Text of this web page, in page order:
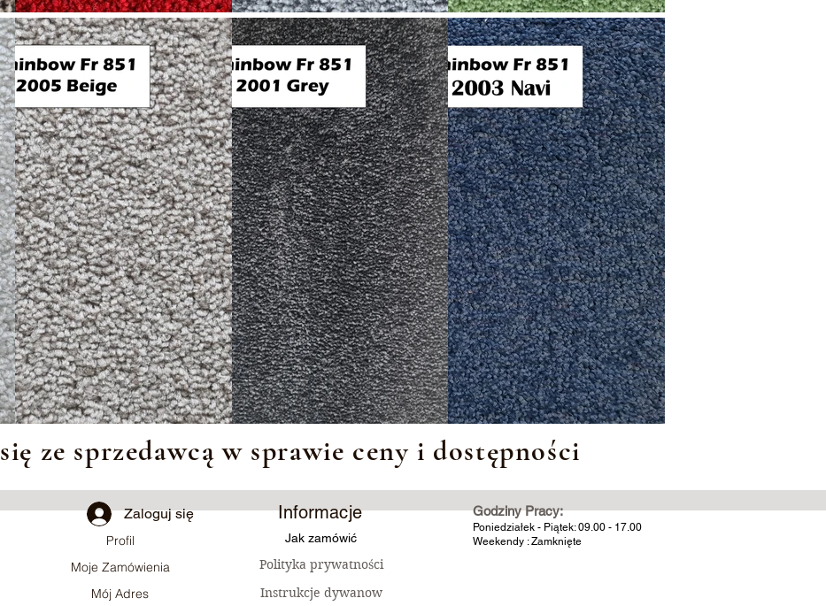
się ze sprzedawcą w sprawie ceny i dostępności
Zaloguj się Informacje
Profil
Moje Zamówienia
Mój Adres
Jak zamówić
Polityka prywatności
Instrukcje dywanow
Godziny Pracy:
Poniedziałek - Piątek: 09.00 - 17.00
Weekendy : Zamknięte